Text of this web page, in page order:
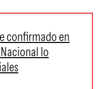
confirmado en
lo